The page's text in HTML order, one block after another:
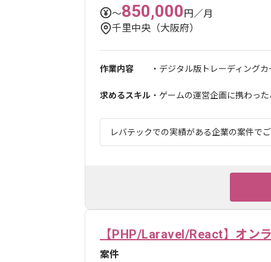
〜850,000円／月
千里中央（大阪府）
作業内容 ・デジタル版トレーディング
求めるスキル ・ゲームの運営企画に携わっ
レバテックでの実績がある企業の案件で
【PHP/Laravel/React】オン
案件